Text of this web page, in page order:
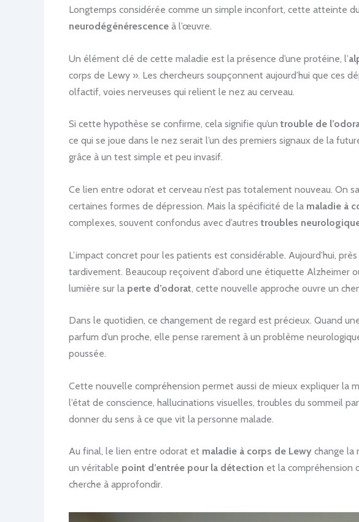
Longtemps considérée comme un simple inconfort, cette atteinte du
neurodégénérescence à l’œuvre.
Un élément clé de cette maladie est la présence d’une protéine, l’
corps de Lewy ». Les chercheurs soupçonnent aujourd’hui que
olfactif, voies nerveuses qui relient le nez au cerveau.
Si cette hypothèse se confirme, cela signifie qu’un trouble de
ce qui se joue dans le nez serait l’un des premiers signaux de la
grâce à un test simple et peu invasif.
Ce lien entre odorat et cerveau n’est pas totalement nouveau. On
certaines formes de dépression. Mais la spécificité de la maladie à
complexes, souvent confondus avec d’autres troubles
L’impact concret pour les patients est considérable. Aujourd’hui,
tardivement. Beaucoup reçoivent d’abord une étiquette Alzheimer
lumière sur la perte d’odorat, cette nouvelle approche ouvre un
Dans le quotidien, ce changement de regard est précieux. Quand
parfum d’un proche, elle pense rarement à un problème
poussée.
Cette nouvelle compréhension permet aussi de mieux expliquer la
l’état de conscience, hallucinations visuelles, troubles du sommeil
donner du sens à ce que vit la personne malade.
Au final, le lien entre odorat et maladie à corps de Lewy change la
un véritable point d’entrée pour la détection et la compréhension
cherche à approfondir.